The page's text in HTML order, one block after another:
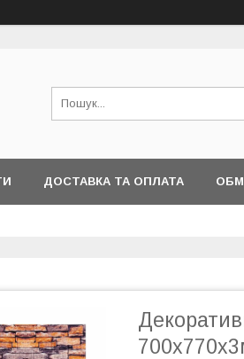
ДОСТАВКА ТА ОПЛАТА